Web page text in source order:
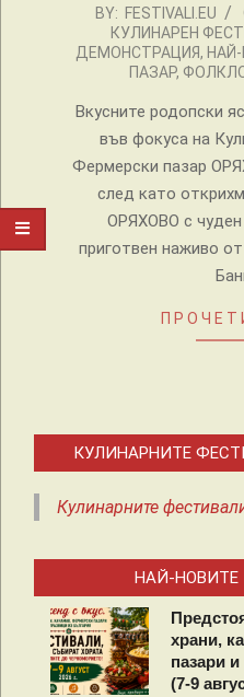
2022-BY: FESTIVALI.EU
КУЛИНАРЕН
ДЕМОНСТРАЦИЯ,
ПАЗАР,
Вкусните родопски
във фокуса на
Фермерски пазар
след като
ОРЯХОВО с чуден
приготвен наживо
КУЛИНАРНИТЕ
Кулинарните
НАЙ-
храни,
пазари
(7-9